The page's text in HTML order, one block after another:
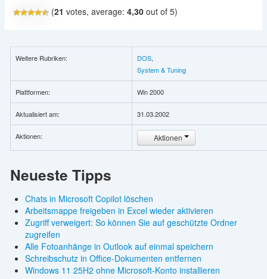
(21 votes, average: 4,30out of 5)
Weitere Rubriken: DOS,
System & Tuning
Plattformen: Win 2000
Aktualisiert am: 31.03.2002
Aktionen: Aktionen
Neueste Tipps
Chats in Microsoft Copilot löschen
Arbeitsmappe freigeben in Excel wieder aktivieren
Zugriff verweigert: So können Sie auf geschützte Ordner
zugreifen
Alle Fotoanhänge in Outlook auf einmal speichern
Schreibschutz in Office-Dokumenten entfernen
Windows 11 25H2 ohne Microsoft-Konto installieren